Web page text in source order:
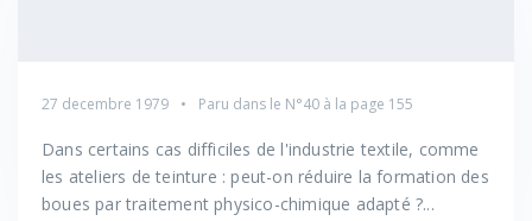
27 decembre 1979 Paru dans le N°40 à la page 155
Dans certains cas difficiles de l'industrie textile, comme
les ateliers de teinture : peut-on réduire la formation des
boues par traitement physico-chimique adapté ?...